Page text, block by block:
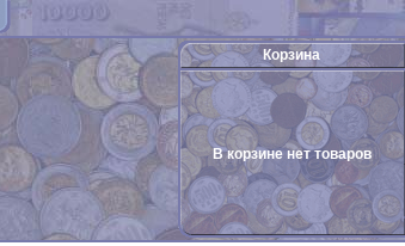
Корзина
В корзине нет товаров